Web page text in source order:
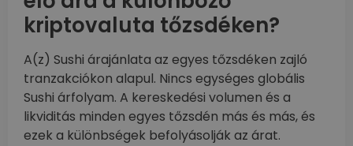
kriptovaluta tőzsdéken?
A(z) Sushi árajánlata az egyes tőzsdéken zajló
tranzakciókon alapul. Nincs egységes globális
Sushi árfolyam. A kereskedési volumen és a
likviditás minden egyes tőzsdén más és más, és
ezek a különbségek befolyásolják az árat.